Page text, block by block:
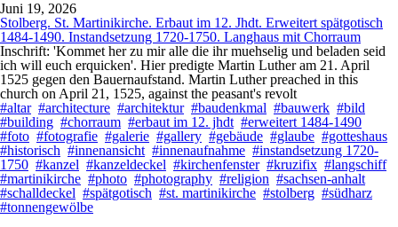
Juni 19, 2026
Stolberg. St. Martinikirche. Erbaut im 12. Jhdt. Erweitert spätgotisch
1484-1490. Instandsetzung 1720-1750. Langhaus mit Chorraum
Inschrift: 'Kommet her zu mir alle die ihr muehselig und beladen seid
ich will euch erquicken'. Hier predigte Martin Luther am 21. April
1525 gegen den Bauernaufstand. Martin Luther preached in this
church on April 21, 1525, against the peasant's revolt
#altar #architecture #architektur #baudenkmal #bauwerk #bild
#building #chorraum #erbaut im 12. jhdt #erweitert 1484-1490
#foto #fotografie #galerie #gallery #gebäude #glaube #gotteshaus
#historisch #innenansicht #innenaufnahme #instandsetzung 1720-
1750 #kanzel #kanzeldeckel #kirchenfenster #kruzifix #langschiff
#martinikirche #photo #photography #religion #sachsen-anhalt
#schalldeckel #spätgotisch #st. martinikirche #stolberg #südharz
#tonnengewölbe